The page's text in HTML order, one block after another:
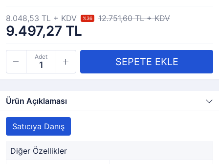
9.497,27 TL
8.048,53 TL + KDV %36 12.751,60 TL + KDV
Adet
Ürün Açıklaması
Satıcıya Danış
Diğer Özellikler